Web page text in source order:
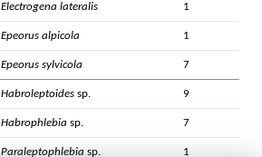
Electrogena lateralis 1
Epeorus alpicola 1
Epeorus sylvicola 7
Habroleptoides sp. 9
Habrophlebia sp. 7
Paraleptophlebia sp. 1